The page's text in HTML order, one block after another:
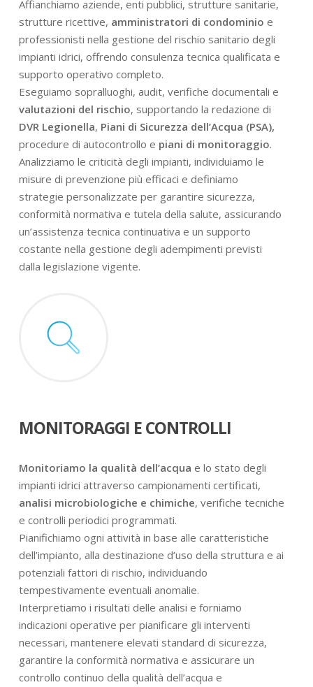
Affianchiamo aziende, enti pubblici, strutture sanitarie,
strutture ricettive, amministratori di condominio e
professionisti nella gestione del rischio sanitario degli
impianti idrici, offrendo consulenza tecnica qualificata e
supporto operativo completo.
Eseguiamo sopralluoghi, audit, verifiche documentali e
valutazioni del rischio, supportando la redazione di
DVR Legionella, Piani di Sicurezza dell’Acqua (PSA),
procedure di autocontrollo e piani di monitoraggio.
Analizziamo le criticità degli impianti, individuiamo le
misure di prevenzione più efficaci e definiamo
strategie personalizzate per garantire sicurezza,
conformità normativa e tutela della salute, assicurando
un’assistenza tecnica continuativa e un supporto
costante nella gestione degli adempimenti previsti
dalla legislazione vigente.
MONITORAGGI E CONTROLLI
Monitoriamo la qualità dell’acqua e lo stato degli
impianti idrici attraverso campionamenti certificati,
analisi microbiologiche e chimiche, verifiche tecniche
e controlli periodici programmati.
Pianifichiamo ogni attività in base alle caratteristiche
dell’impianto, alla destinazione d’uso della struttura e ai
potenziali fattori di rischio, individuando
tempestivamente eventuali anomalie.
Interpretiamo i risultati delle analisi e forniamo
indicazioni operative per pianificare gli interventi
necessari, mantenere elevati standard di sicurezza,
garantire la conformità normativa e assicurare un
controllo continuo della qualità dell’acqua e